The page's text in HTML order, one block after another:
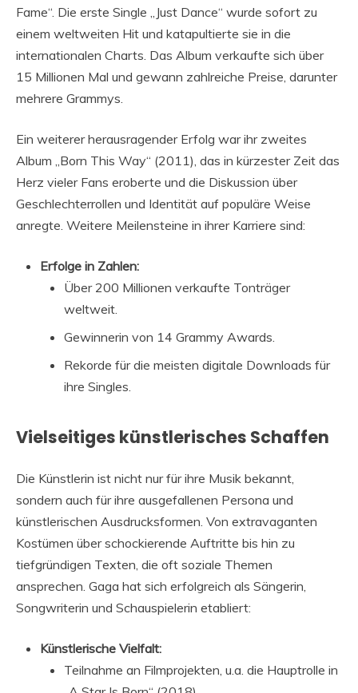
Fame“. Die erste Single „Just Dance“ wurde sofort zu
einem weltweiten Hit und katapultierte sie in die
internationalen Charts. Das Album verkaufte sich über
15 Millionen Mal und gewann zahlreiche Preise, darunter
mehrere Grammys.
Ein weiterer herausragender Erfolg war ihr zweites
Album „Born This Way“ (2011), das in kürzester Zeit das
Herz vieler Fans eroberte und die Diskussion über
Geschlechterrollen und Identität auf populäre Weise
anregte. Weitere Meilensteine in ihrer Karriere sind:
Erfolge in Zahlen:
Über 200 Millionen verkaufte Tonträger
weltweit.
Gewinnerin von 14 Grammy Awards.
Rekorde für die meisten digitale Downloads für
ihre Singles.
Vielseitiges künstlerisches Schaffen
Die Künstlerin ist nicht nur für ihre Musik bekannt,
sondern auch für ihre ausgefallenen Persona und
künstlerischen Ausdrucksformen. Von extravaganten
Kostümen über schockierende Auftritte bis hin zu
tiefgründigen Texten, die oft soziale Themen
ansprechen. Gaga hat sich erfolgreich als Sängerin,
Songwriterin und Schauspielerin etabliert:
Künstlerische Vielfalt:
Teilnahme an Filmprojekten, u.a. die Hauptrolle in